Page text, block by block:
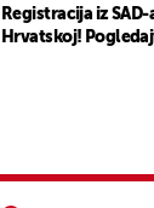
Registracija iz
Hrvatskoj!